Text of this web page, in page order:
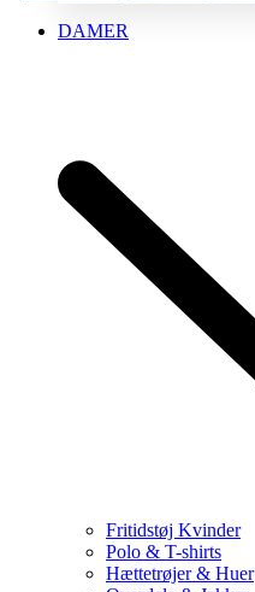
DAMER
Fritidstøj Kvinder
Polo & T-shirts
Hættetrøjer & Huer